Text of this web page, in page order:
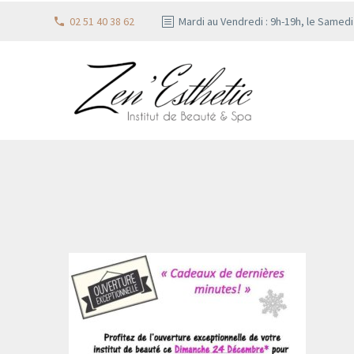
02 51 40 38 62 Mardi au Vendredi : 9h-19h, le